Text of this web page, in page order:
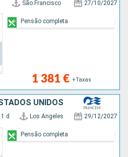
São Francisco 27/10/2027
1 381 € +Taxas
Pensão completa
UNIDOS
d Los Angeles 29/12/2027
Pensão completa